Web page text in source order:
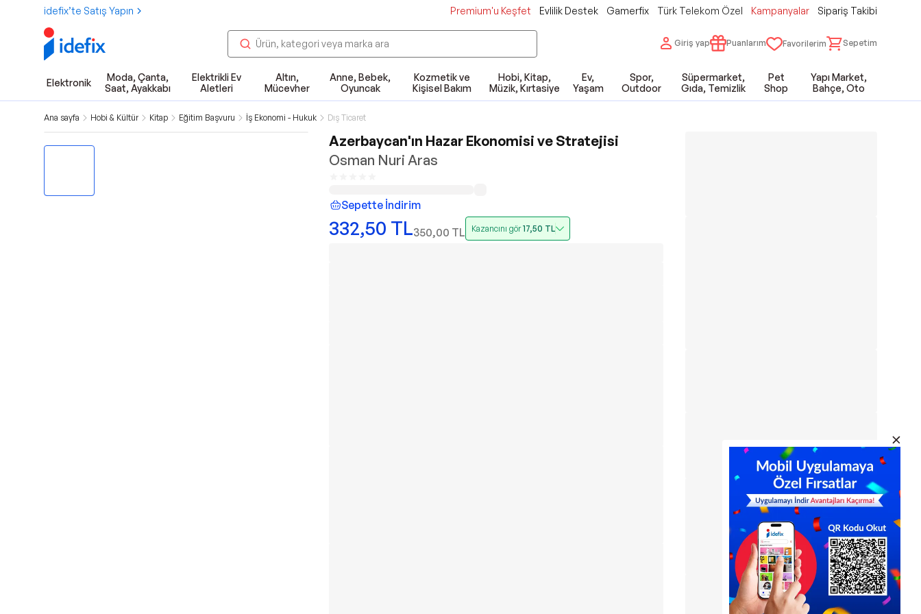
idefix’te Satış Yapın Premium'u Keşfet Evlilik Destek Gamerfix Türk Telekom Özel Kampanyalar Sipariş Takibi
Giriş yap Puanlarım Favorilerim Sepetim
Elektronik
Moda, Çanta,
Saat, Ayakkabı
Elektrikli Ev
Aletleri
Altın,
Mücevher
Anne, Bebek,
Oyuncak
Kozmetik ve
Kişisel Bakım
Hobi, Kitap,
Müzik, Kırtasiye
Ev,
Yaşam
Spor,
Outdoor
Süpermarket,
Gıda, Temizlik
Pet
Shop
Yapı Market,
Bahçe, Oto
Ana sayfa Hobi & Kültür Kitap Eğitim Başvuru İş Ekonomi - Hukuk Dış Ticaret
Azerbaycan'ın Hazar Ekonomisi ve Stratejisi
Osman Nuri Aras
Sepette İndirim
332,50 TL350,00 TL Kazancını gör17,50 TL